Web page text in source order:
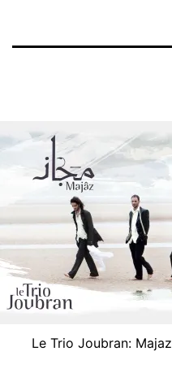
Le Trio Joubran: Majaz